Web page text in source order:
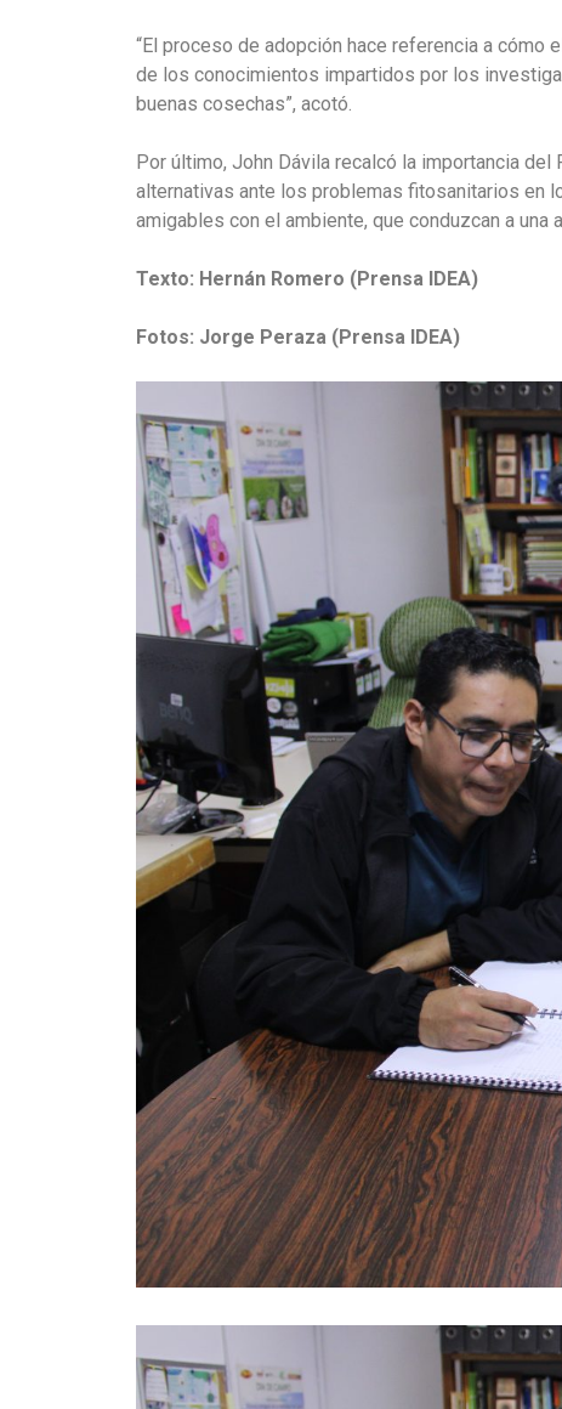
“El proceso de adopción hace referencia a
de los conocimientos impartidos por los
buenas cosechas”, acotó.
Por último, John Dávila recalcó la importancia
alternativas ante los problemas fitosanitarios en
amigables con el ambiente, que conduzcan a
Texto: Hernán Romero (Prensa IDEA)
Fotos: Jorge Peraza (Prensa IDEA)